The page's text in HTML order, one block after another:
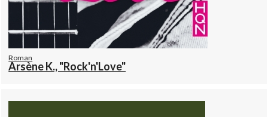
Roman
Arsène K., "Rock'n'Love"